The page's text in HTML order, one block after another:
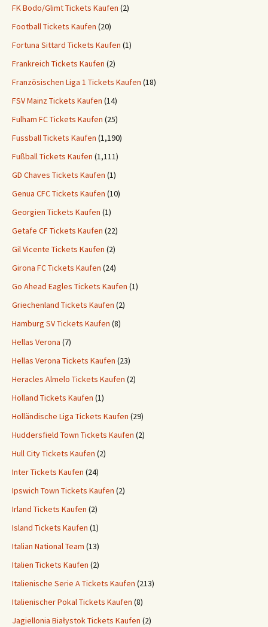
FK Bodo/Glimt Tickets Kaufen (2)
Football Tickets Kaufen (20)
Fortuna Sittard Tickets Kaufen (1)
Frankreich Tickets Kaufen (2)
Französischen Liga 1 Tickets Kaufen (18)
FSV Mainz Tickets Kaufen (14)
Fulham FC Tickets Kaufen (25)
Fussball Tickets Kaufen (1,190)
Fußball Tickets Kaufen (1,111)
GD Chaves Tickets Kaufen (1)
Genua CFC Tickets Kaufen (10)
Georgien Tickets Kaufen (1)
Getafe CF Tickets Kaufen (22)
Gil Vicente Tickets Kaufen (2)
Girona FC Tickets Kaufen (24)
Go Ahead Eagles Tickets Kaufen (1)
Griechenland Tickets Kaufen (2)
Hamburg SV Tickets Kaufen (8)
Hellas Verona (7)
Hellas Verona Tickets Kaufen (23)
Heracles Almelo Tickets Kaufen (2)
Holland Tickets Kaufen (1)
Holländische Liga Tickets Kaufen (29)
Huddersfield Town Tickets Kaufen (2)
Hull City Tickets Kaufen (2)
Inter Tickets Kaufen (24)
Ipswich Town Tickets Kaufen (2)
Irland Tickets Kaufen (2)
Island Tickets Kaufen (1)
Italian National Team (13)
Italien Tickets Kaufen (2)
Italienische Serie A Tickets Kaufen (213)
Italienischer Pokal Tickets Kaufen (8)
Jagiellonia Białystok Tickets Kaufen (2)